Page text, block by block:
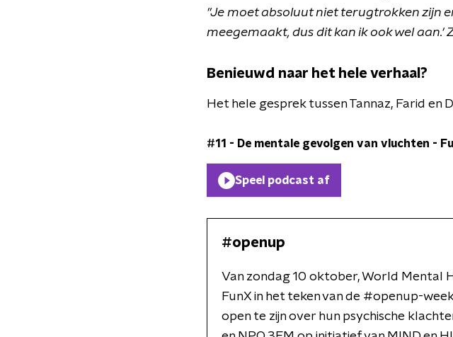
"Je moet absoluut niet terugtrokken zijn
meegemaakt, dus dit kan ik ook wel aan.'
Benieuwd naar het hele verhaal?
Het hele gesprek tussen Tannaz, Farid en
#11 - De mentale gevolgen van vluchten -
Speel podcast af
#openup
Van zondag 10 oktober, World Mental
FunX in het teken van de #openup-
open te zijn over hun psychische